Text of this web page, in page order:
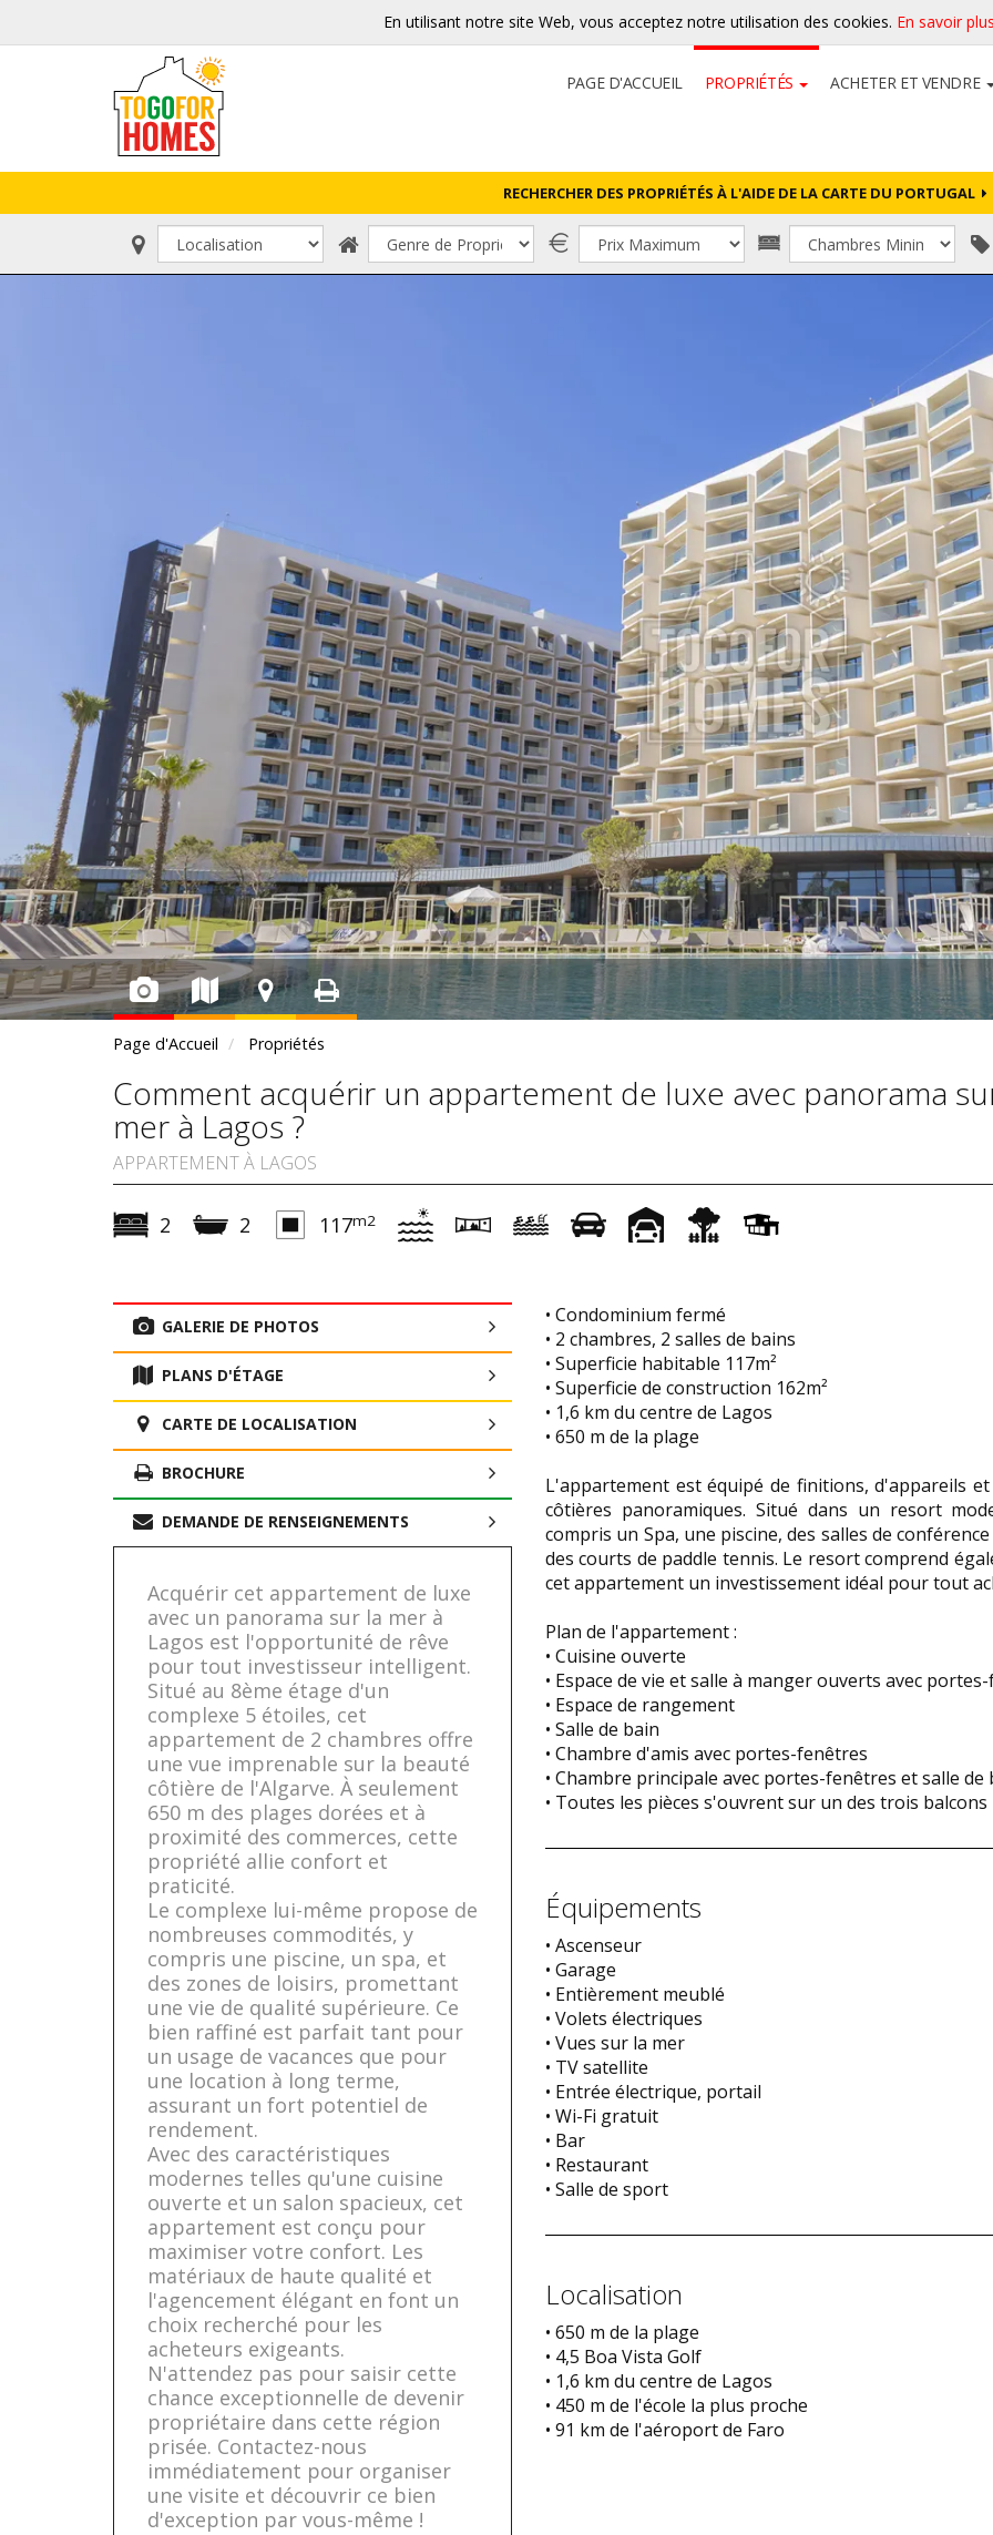
En utilisant notre site Web, vous acceptez notre utilisation des cookies. En savoir
PAGE D'ACCUEIL PROPRIÉTÉS ACHETER ET VENDRE
RECHERCHER DES PROPRIÉTÉS À L'AIDE DE LA CARTE DU PORTUGAL
Page d'Accueil Propriétés
Comment acquérir un appartement de luxe avec panorama
mer à Lagos ?
APPARTEMENT À LAGOS
2 2 117m2
GALERIE DE PHOTOS
PLANS D'ÉTAGE
CARTE DE LOCALISATION
BROCHURE
DEMANDE DE RENSEIGNEMENTS
Acquérir cet appartement de luxe
avec un panorama sur la mer à
Lagos est l'opportunité de rêve
pour tout investisseur intelligent.
Situé au 8ème étage d'un
complexe 5 étoiles, cet
appartement de 2 chambres offre
une vue imprenable sur la beauté
côtière de l'Algarve. À seulement
650 m des plages dorées et à
proximité des commerces, cette
propriété allie confort et
praticité.
Le complexe lui-même propose de
nombreuses commodités, y
compris une piscine, un spa, et
des zones de loisirs, promettant
une vie de qualité supérieure. Ce
bien raffiné est parfait tant pour
un usage de vacances que pour
une location à long terme,
assurant un fort potentiel de
rendement.
Avec des caractéristiques
modernes telles qu'une cuisine
ouverte et un salon spacieux, cet
appartement est conçu pour
maximiser votre confort. Les
matériaux de haute qualité et
l'agencement élégant en font un
choix recherché pour les
acheteurs exigeants.
N'attendez pas pour saisir cette
chance exceptionnelle de devenir
propriétaire dans cette région
prisée. Contactez-nous
immédiatement pour organiser
une visite et découvrir ce bien
d'exception par vous-même !
• Condominium fermé
• 2 chambres, 2 salles de bains
• Superficie habitable 117m²
• Superficie de construction 162m²
• 1,6 km du centre de Lagos
• 650 m de la plage
L'appartement est équipé de finitions, d'appareils
côtières panoramiques. Situé dans un resort
compris un Spa, une piscine, des salles de
des courts de paddle tennis. Le resort comprend
cet appartement un investissement idéal pour tout
Plan de l'appartement :
• Cuisine ouverte
• Espace de vie et salle à manger ouverts avec
• Espace de rangement
• Salle de bain
• Chambre d'amis avec portes-fenêtres
• Chambre principale avec portes-fenêtres et salle
• Toutes les pièces s'ouvrent sur un des trois balcons
Équipements
• Ascenseur
• Garage
• Entièrement meublé
• Volets électriques
• Vues sur la mer
• TV satellite
• Entrée électrique, portail
• Wi-Fi gratuit
• Bar
• Restaurant
• Salle de sport
Localisation
• 650 m de la plage
• 4,5 Boa Vista Golf
• 1,6 km du centre de Lagos
• 450 m de l'école la plus proche
• 91 km de l'aéroport de Faro